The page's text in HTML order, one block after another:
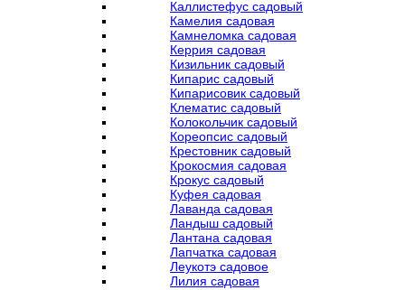
Каллистефус садовый
Камелия садовая
Камнеломка садовая
Керрия садовая
Кизильник садовый
Кипарис садовый
Кипарисовик садовый
Клематис садовый
Колокольчик садовый
Кореопсис садовый
Крестовник садовый
Крокосмия садовая
Крокус садовый
Куфея садовая
Лаванда садовая
Ландыш садовый
Лантана садовая
Лапчатка садовая
Леукотэ садовое
Лилия садовая